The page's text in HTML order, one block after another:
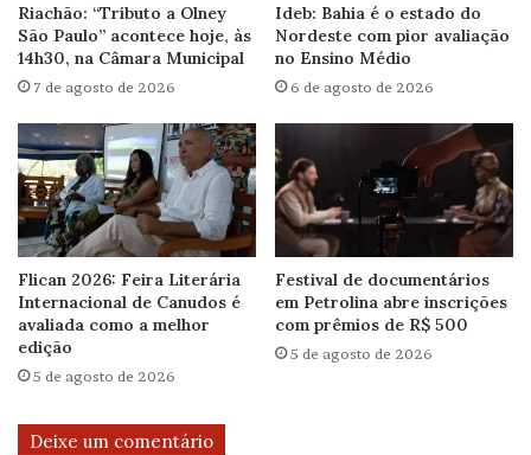
Riachão: “Tributo a Olney
São Paulo” acontece hoje, às
14h30, na Câmara Municipal
7 de agosto de 2026
Ideb: Bahia é o estado do
Nordeste com pior avaliação
no Ensino Médio
6 de agosto de 2026
Flican 2026: Feira Literária
Internacional de Canudos é
avaliada como a melhor
edição
5 de agosto de 2026
Festival de documentários
em Petrolina abre inscrições
com prêmios de R$ 500
5 de agosto de 2026
Deixe um comentário